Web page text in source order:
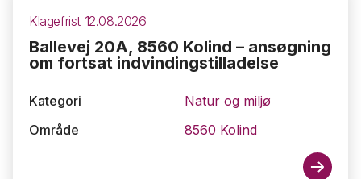
Klagefrist 12.08.2026
Ballevej 20A, 8560 Kolind – ansøgning
om fortsat indvindingstilladelse
Kategori
Natur og miljø
Område
8560 Kolind